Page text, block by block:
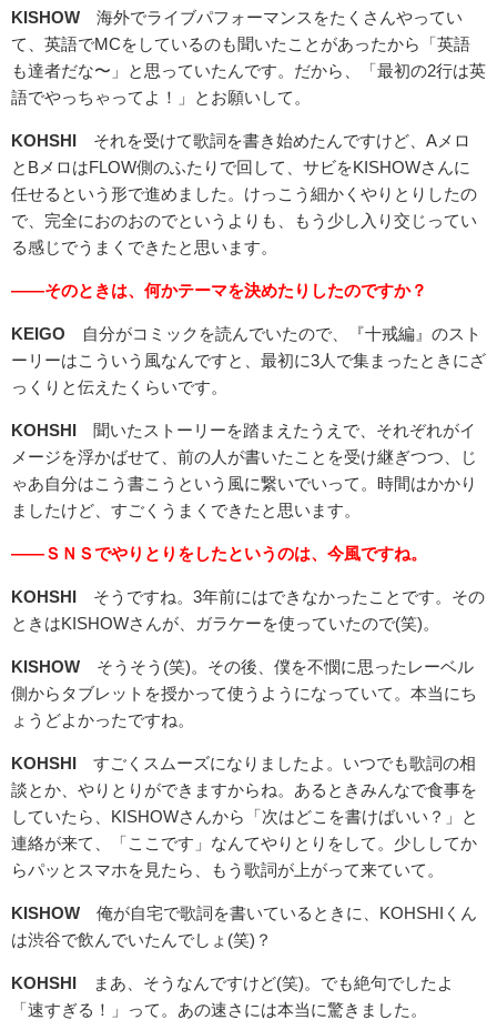
KISHOW 海外でライブパフォーマンスをたくさんやってい
て、英語でMCをしているのも聞いたことがあったから「英語
も達者だな〜」と思っていたんです。だから、「最初の2行は英
語でやっちゃってよ！」とお願いして。
KOHSHI それを受けて歌詞を書き始めたんですけど、Aメロ
とBメロはFLOW側のふたりで回して、サビをKISHOWさんに
任せるという形で進めました。けっこう細かくやりとりしたの
で、完全におのおのでというよりも、もう少し入り交じってい
る感じでうまくできたと思います。
――そのときは、何かテーマを決めたりしたのですか？
KEIGO 自分がコミックを読んでいたので、『十戒編』のスト
ーリーはこういう風なんですと、最初に3人で集まったときにざ
っくりと伝えたくらいです。
KOHSHI 聞いたストーリーを踏まえたうえで、それぞれがイ
メージを浮かばせて、前の人が書いたことを受け継ぎつつ、じ
ゃあ自分はこう書こうという風に繋いでいって。時間はかかり
ましたけど、すごくうまくできたと思います。
――ＳＮＳでやりとりをしたというのは、今風ですね。
KOHSHI そうですね。3年前にはできなかったことです。その
ときはKISHOWさんが、ガラケーを使っていたので(笑)。
KISHOW そうそう(笑)。その後、僕を不憫に思ったレーベル
側からタブレットを授かって使うようになっていて。本当にち
ょうどよかったですね。
KOHSHI すごくスムーズになりましたよ。いつでも歌詞の相
談とか、やりとりができますからね。あるときみんなで食事を
していたら、KISHOWさんから「次はどこを書けばいい？」と
連絡が来て、「ここです」なんてやりとりをして。少ししてか
らパッとスマホを見たら、もう歌詞が上がって来ていて。
KISHOW 俺が自宅で歌詞を書いているときに、KOHSHIくん
は渋谷で飲んでいたんでしょ(笑)？
KOHSHI まあ、そうなんですけど(笑)。でも絶句でしたよ
「速すぎる！」って。あの速さには本当に驚きました。